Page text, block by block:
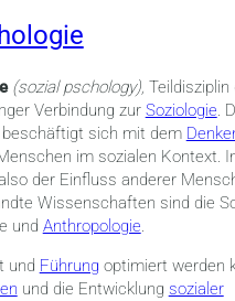
(sozial pschology), Teildisziplin
Verbindung zur Soziologie.
beschäftigt sich mit dem
im sozialen Kontext.
der Einfluss anderer
Wissenschaften sind die
und Anthropologie.
und Führung optimiert werden
und die Entwicklung sozialer